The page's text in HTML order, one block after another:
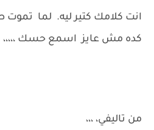
انت كلامك كتير ليه. لما تموت
كده مش عايز اسمع حسك ،،،،،
من تاليفي، ،،،